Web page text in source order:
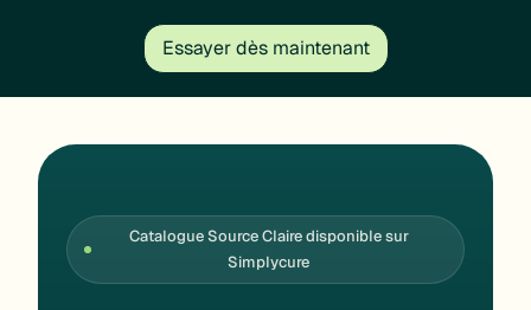
Essayer dès maintenant
Catalogue Source Claire disponible sur
Simplycure